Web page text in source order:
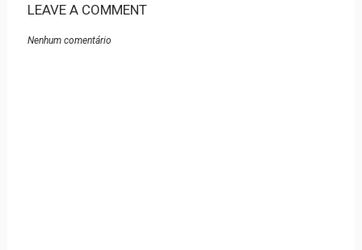
LEAVE A COMMENT
Nenhum comentário